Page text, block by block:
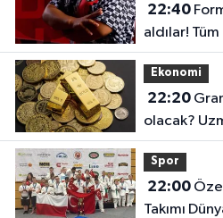
22:40Formaya bin farklı sponsor
aldılar!
Ekonomi
22:20Gram altın 8 bin lira mı
olacak?
Spor
22:00Özel Sporcular Judown Milli
Takımı